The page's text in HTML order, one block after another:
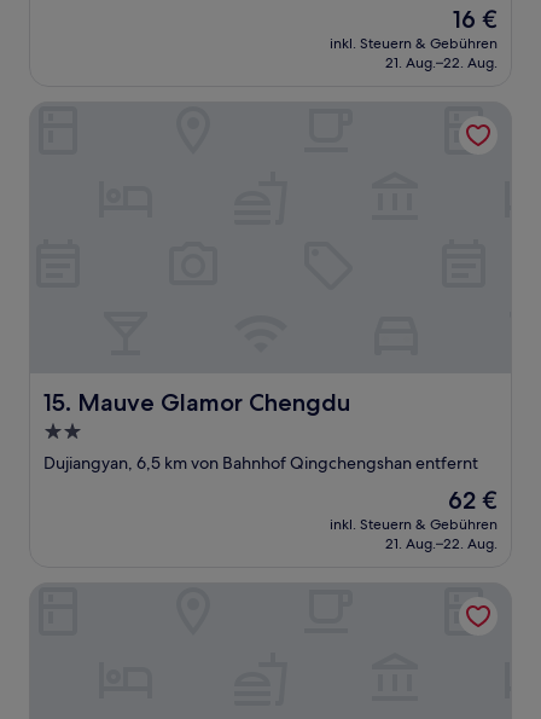
Der
Preis
beträgt
16 €
inkl. Steuern & Gebühren
21. Aug.–22. Aug.
15. Mauve Glamor Chengdu
Mauve Glamor Chengdu
2.0-
Sterne-
Dujiangyan, 6,5 km von Bahnhof Qingchengshan entfernt
Der
Preis
beträgt
62 €
inkl. Steuern & Gebühren
21. Aug.–22. Aug.